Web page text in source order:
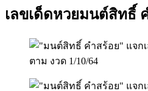
เลขเด็ดหวยมนต์สิทธิ์